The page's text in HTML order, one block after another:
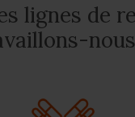
lignes de